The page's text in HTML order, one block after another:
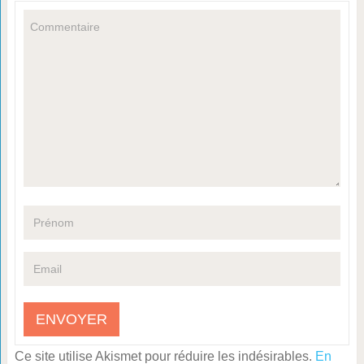
Ce site utilise Akismet pour réduire les indésirables. En